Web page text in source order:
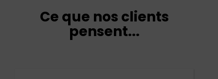
Ce que nos clients
pensent...